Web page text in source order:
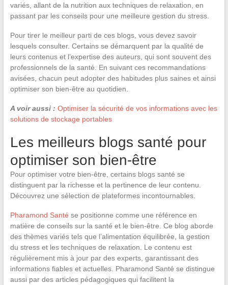
variés, allant de la nutrition aux techniques de relaxation, en
passant par les conseils pour une meilleure gestion du stress.
Pour tirer le meilleur parti de ces blogs, vous devez savoir
lesquels consulter. Certains se démarquent par la qualité de
leurs contenus et l’expertise des auteurs, qui sont souvent des
professionnels de la santé. En suivant ces recommandations
avisées, chacun peut adopter des habitudes plus saines et ainsi
optimiser son bien-être au quotidien.
A voir aussi : Optimiser la sécurité de vos informations avec les
solutions de stockage portables
Les meilleurs blogs santé pour
optimiser son bien-être
Pour optimiser votre bien-être, certains blogs santé se
distinguent par la richesse et la pertinence de leur contenu.
Découvrez une sélection de plateformes incontournables.
Pharamond Santé se positionne comme une référence en
matière de conseils sur la santé et le bien-être. Ce blog aborde
des thèmes variés tels que l’alimentation équilibrée, la gestion
du stress et les techniques de relaxation. Le contenu est
régulièrement mis à jour par des experts, garantissant des
informations fiables et actuelles. Pharamond Santé se distingue
aussi par des articles pédagogiques qui facilitent la